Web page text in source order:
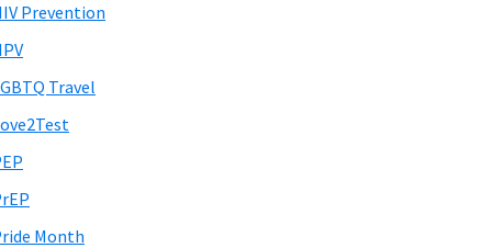
Prevention
Travel
Month